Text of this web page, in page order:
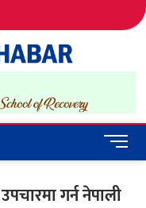
IN NEPAL
M
e
u
गर्न नेपाली